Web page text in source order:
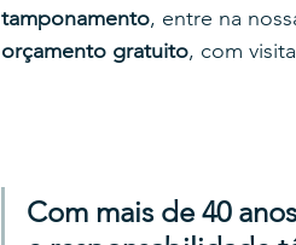
tamponamento, entre na
orçamento gratuito, com
Com mais de 40